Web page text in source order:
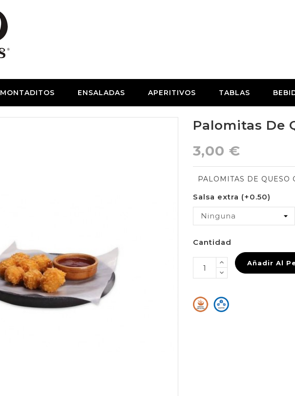
MONTADITOS ENSALADAS APERITIVOS TABLAS
Palomitas De
3,00 €
PALOMITAS DE
Salsa extra (+0.50)
Cantidad
Añadir Al